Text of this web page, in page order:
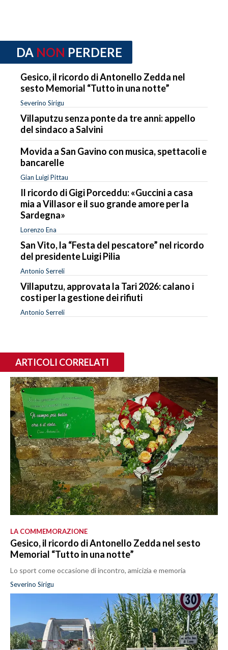
DA NON PERDERE
Gesico, il ricordo di Antonello Zedda nel
sesto Memorial “Tutto in una notte”
Severino Sirigu
Villaputzu senza ponte da tre anni: appello
del sindaco a Salvini
Movida a San Gavino con musica, spettacoli e
bancarelle
Gian Luigi Pittau
Il ricordo di Gigi Porceddu: «Guccini a casa
mia a Villasor e il suo grande amore per la
Sardegna»
Lorenzo Ena
San Vito, la “Festa del pescatore” nel ricordo
del presidente Luigi Pilia
Antonio Serreli
Villaputzu, approvata la Tari 2026: calano i
costi per la gestione dei rifiuti
Antonio Serreli
ARTICOLI CORRELATI
LA COMMEMORAZIONE
Gesico, il ricordo di Antonello Zedda nel sesto
Memorial “Tutto in una notte”
Lo sport come occasione di incontro, amicizia e memoria
Severino Sirigu